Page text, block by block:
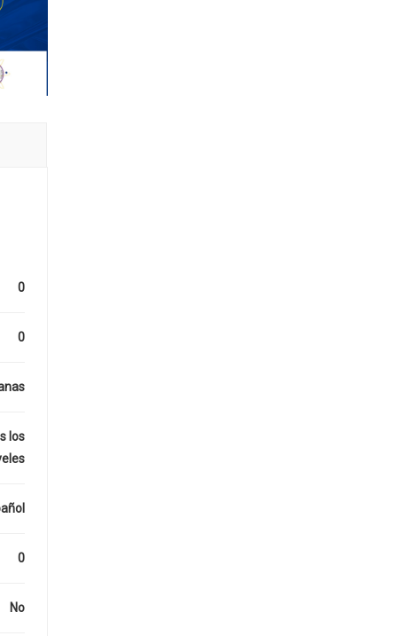
0
0
los
0
No